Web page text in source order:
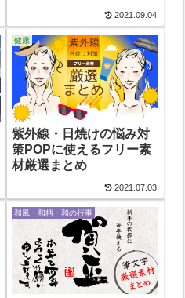
2021.09.04
健康
紫外線・日焼けの悩み対
策POPに使えるフリー素
材厳選まとめ
2021.07.03
和風・和柄・和の行事